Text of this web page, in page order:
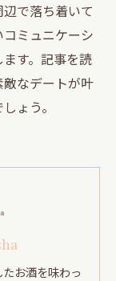
で落ち着いて
ミュニケーシ
す。記事を読
なデートが叶
ょう。
お酒を味わっ